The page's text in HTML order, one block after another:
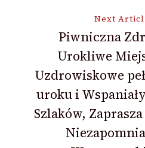
Next
Piwniczna
Urokliwe
Uzdrowiskowe
uroku i
Szlaków,